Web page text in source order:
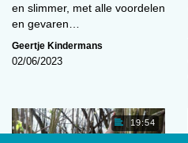
en slimmer, met alle voordelen
en gevaren…
Geertje Kindermans
02/06/2023
19:54